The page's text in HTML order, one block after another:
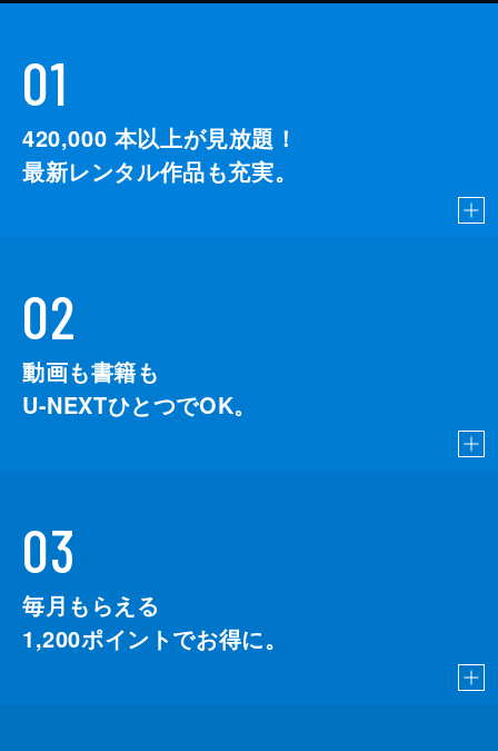
01
420,000 本以上が見放題！
最新レンタル作品も充実。
02
動画も書籍も
U-NEXTひとつでOK。
03
毎月もらえる
1,200ポイントでお得に。